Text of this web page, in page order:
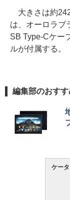
大きさは約
は、オーロラブ
SB Type-Cケー
ルが付属する。
編集部のおす
ケー